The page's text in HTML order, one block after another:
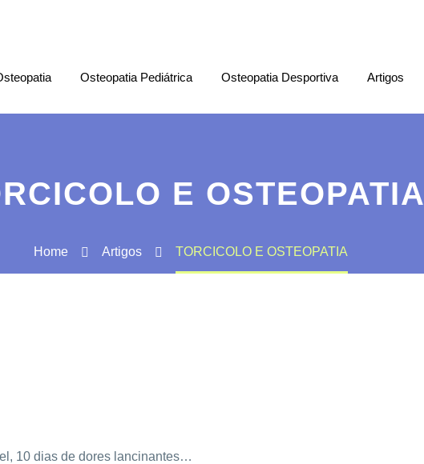
Osteopatia Pediátrica Osteopatia Desportiva Artigos
E OSTEOPATIA
Home Artigos TORCICOLO E OSTEOPATIA
10 dias de dores lancinantes…